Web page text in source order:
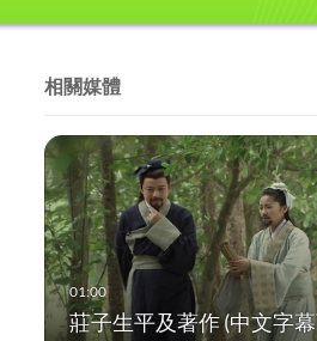
相關媒體
莊子生平及著作 (中文字